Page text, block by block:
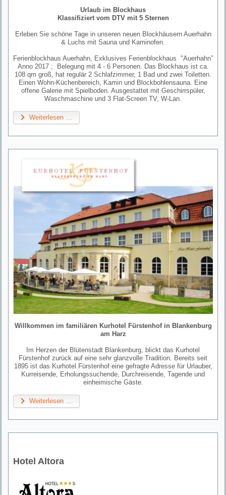
Urlaub im Blockhaus
Klassifiziert vom DTV mit 5 Sternen
Erleben Sie schöne Tage in unseren neuen Blockhäusern Auerhahn
& Luchs mit Sauna und Kaminofen.
Ferienblockhaus Auerhahn, Exklusives Ferienblockhaus "Auerhahn”
Anno 2017 ; Belegung mit 4 - 6 Personen. Das Blockhaus ist ca.
108 qm groß, hat regulär 2 Schlafzimmer, 1 Bad und zwei Toiletten.
Einen Wohn-Küchenbereich, Kamin und Blockbohlensauna. Eine
offene Galerie mit Spielboden. Ausgestattet mit Geschirrspüler,
Waschmaschine und 3 Flat-Screen TV, W-Lan.
Weiterlesen …
Willkommen im familiären Kurhotel Fürstenhof in Blankenburg
am Harz
Im Herzen der Blütenstadt Blankenburg, blickt das Kurhotel
Fürstenhof zurück auf eine sehr glanzvolle Tradition. Bereits seit
1895 ist das Kurhotel Fürstenhof eine gefragte Adresse für Urlauber,
Kurreisende, Erholungssuchende, Durchreisende, Tagende und
einheimische Gäste.
Weiterlesen …
Hotel Altora